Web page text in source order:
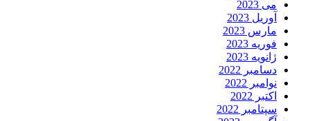
می 2023
آوریل 2023
مارس 2023
فوریه 2023
ژانویه 2023
دسامبر 2022
نوامبر 2022
اکتبر 2022
سپتامبر 2022